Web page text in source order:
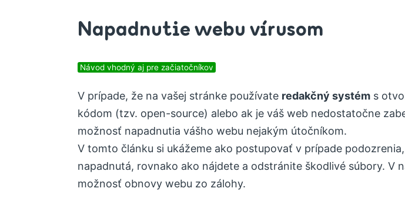
Napadnutie webu vírusom
Návod vhodný aj pre začiatočníkov
V prípade, že na vašej stránke používate redakčný systém s
kódom (tzv. open-source) alebo ak je váš web nedostatočne
možnosť napadnutia vášho webu nejakým útočníkom.
V tomto článku si ukážeme ako postupovať v prípade
napadnutá, rovnako ako nájdete a odstránite škodlivé súbory. V
možnosť obnovy webu zo zálohy.